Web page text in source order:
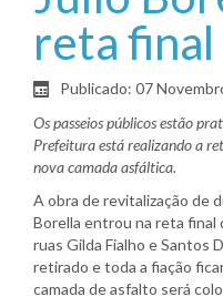
reta final
Publicado: 07
Os passeios públicos estão
Prefeitura está realizando a
nova camada asfáltica.
A obra de revitalização de
Borella entrou na reta
ruas Gilda Fialho e Santos
retirado e toda a fiação
camada de asfalto será